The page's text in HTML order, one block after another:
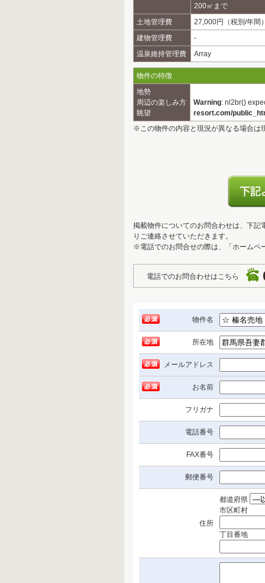
200㎡まで
土地管理費
27,000円（税別/年間
建物管理費
-
温泉維持管理費
Array
物件の特徴
地勢
周辺の楽しみ方
眺望
Warning: nl2br()
resort.com/
※この物件の内容と現況が異なる場合は
掲載物件についてのお問合わせは、下
りご連絡させていただきます。
※電話でのお問合せの際は、「ホームペ
電話でのお問合わせはこちら
物件名
所在地
メールアドレス
お名前
フリガナ
電話番号
FAX番号
郵便番号
住所
都道府県
市区町村
丁目番地